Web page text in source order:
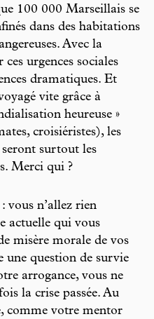
100 000 Marseillais se
dans des habitations
Avec la
urgences sociales
dramatiques. Et
vite grâce à
heureuse »
croisiéristes), les
surtout les
Merci qui ?
vous n’allez rien
actuelle qui vous
misère morale de vos
une question de survie
arrogance, vous ne
la crise passée. Au
comme votre mentor